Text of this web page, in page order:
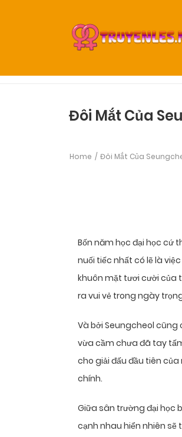
Đôi Mắt Của
Home Đôi Mắt Của
Bốn năm học đại học cứ
nuối tiếc nhất có lẽ là
khuôn mặt tươi cười của
ra vui vẻ trong ngày
Và bởi Seungcheol cũng
vừa cầm chưa đã tay
cho giải đấu đầu tiên
chính.
Giữa sân trường đại học
cạnh nhau hiển nhiên sẽ